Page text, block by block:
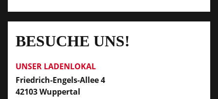
BESUCHE UNS!
UNSER LADENLOKAL
Friedrich-Engels-Allee 4
42103 Wuppertal